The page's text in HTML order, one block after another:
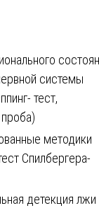
системы
тест,
методики
Спилбергера-
детекция лжи